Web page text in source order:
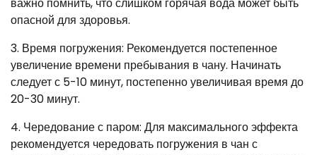
опасной для здоровья.
3. Время погружения: Рекомендуется постепенное
увеличение времени пребывания в чану. Начинать
следует с 5-10 минут, постепенно увеличивая время до
20-30 минут.
4. Чередование с паром: Для максимального эффекта
рекомендуется чередовать погружения в чан с